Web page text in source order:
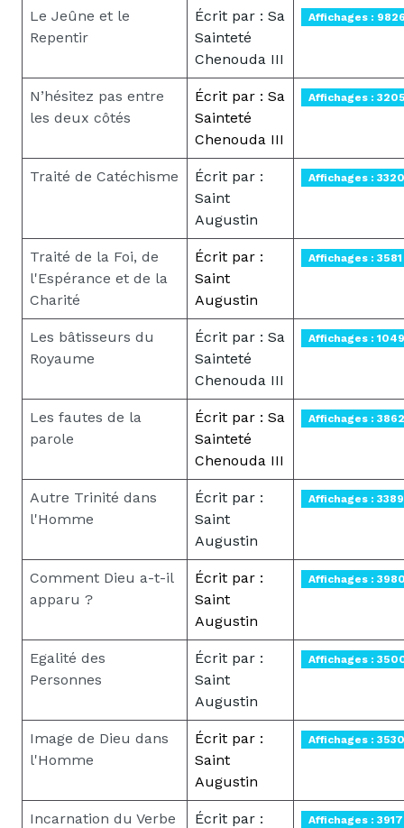
Le Jeûne et le
Repentir
Écrit par : Sa
Sainteté
Chenouda III
Affichages :
N’hésitez pas entre
les deux côtés
Écrit par : Sa
Sainteté
Chenouda III
Affichages :
Traité de Catéchisme
Écrit par :
Saint
Augustin
Affichages : 3320
Traité de la Foi, de
l'Espérance et de la
Charité
Écrit par :
Saint
Augustin
Affichages : 3581
Les bâtisseurs du
Royaume
Écrit par : Sa
Sainteté
Chenouda III
Affichages :
Les fautes de la
parole
Écrit par : Sa
Sainteté
Chenouda III
Affichages : 3862
Autre Trinité dans
l'Homme
Écrit par :
Saint
Augustin
Affichages : 3389
Comment Dieu a-t-il
apparu ?
Écrit par :
Saint
Augustin
Affichages :
Egalité des
Personnes
Écrit par :
Saint
Augustin
Affichages :
Image de Dieu dans
l'Homme
Écrit par :
Saint
Augustin
Affichages : 3530
Incarnation du Verbe
Écrit par :
Affichages : 3917